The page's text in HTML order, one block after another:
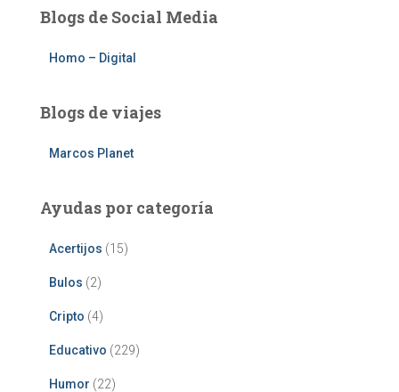
Blogs de Social Media
Homo – Digital
Blogs de viajes
Marcos Planet
Ayudas por categoría
Acertijos (15)
Bulos (2)
Cripto (4)
Educativo (229)
Humor (22)